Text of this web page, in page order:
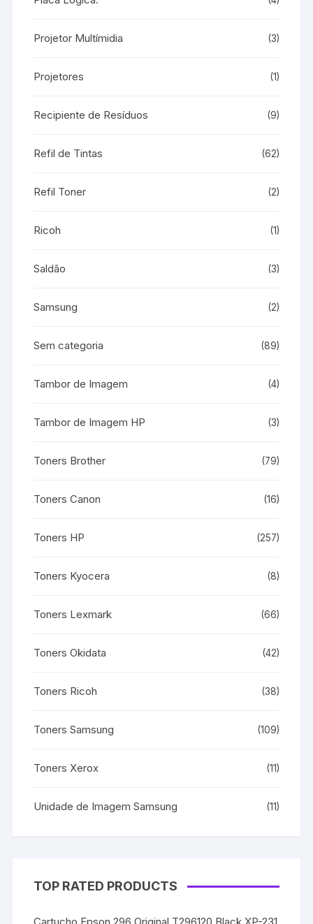
Projetor Multímidia (3)
Projetores (1)
Recipiente de Resíduos (9)
Refil de Tintas (62)
Refil Toner (2)
Ricoh (1)
Saldão (3)
Samsung (2)
Sem categoria (89)
Tambor de Imagem (4)
Tambor de Imagem HP (3)
Toners Brother (79)
Toners Canon (16)
Toners HP (257)
Toners Kyocera (8)
Toners Lexmark (66)
Toners Okidata (42)
Toners Ricoh (38)
Toners Samsung (109)
Toners Xerox (11)
Unidade de Imagem Samsung (11)
TOP RATED PRODUCTS